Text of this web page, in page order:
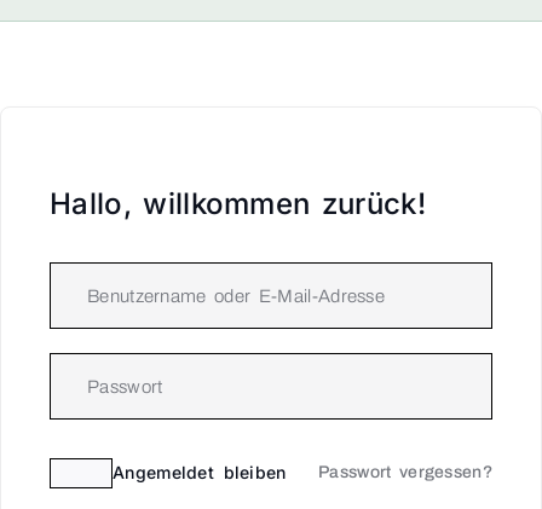
Hallo, willkommen zurück!
Angemeldet bleiben Passwort vergessen?